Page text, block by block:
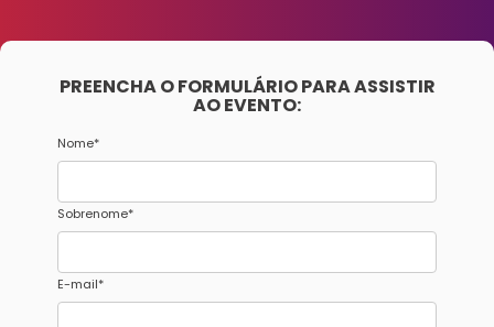
PREENCHA O FORMULÁRIO PARA ASSISTIR
AO EVENTO:
Nome*
Sobrenome*
E-mail*